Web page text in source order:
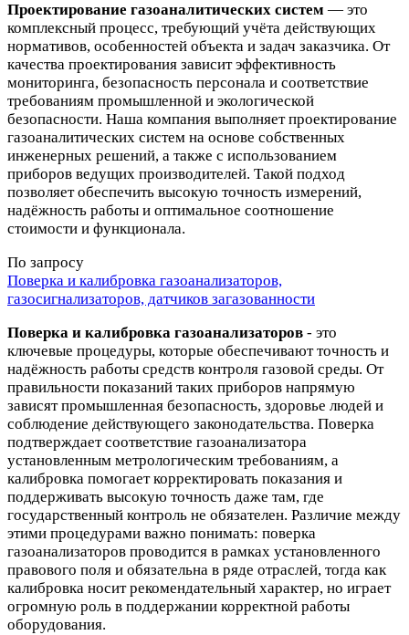
Проектирование газоаналитических систем — это
комплексный процесс, требующий учёта действующих
нормативов, особенностей объекта и задач заказчика. От
качества проектирования зависит эффективность
мониторинга, безопасность персонала и соответствие
требованиям промышленной и экологической
безопасности. Наша компания выполняет проектирование
газоаналитических систем на основе собственных
инженерных решений, а также с использованием
приборов ведущих производителей. Такой подход
позволяет обеспечить высокую точность измерений,
надёжность работы и оптимальное соотношение
стоимости и функционала.
По запросу
Поверка и калибровка газоанализаторов,
газосигнализаторов, датчиков загазованности
Поверка и калибровка газоанализаторов - это
ключевые процедуры, которые обеспечивают точность и
надёжность работы средств контроля газовой среды. От
правильности показаний таких приборов напрямую
зависят промышленная безопасность, здоровье людей и
соблюдение действующего законодательства. Поверка
подтверждает соответствие газоанализатора
установленным метрологическим требованиям, а
калибровка помогает корректировать показания и
поддерживать высокую точность даже там, где
государственный контроль не обязателен. Различие между
этими процедурами важно понимать: поверка
газоанализаторов проводится в рамках установленного
правового поля и обязательна в ряде отраслей, тогда как
калибровка носит рекомендательный характер, но играет
огромную роль в поддержании корректной работы
оборудования.